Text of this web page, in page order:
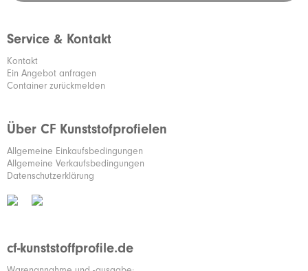
Service & Kontakt
Kontakt
Ein Angebot anfragen
Container zurückmelden
Über CF Kunststofprofielen
Allgemeine Einkaufsbedingungen
Allgemeine Verkaufsbedingungen
Datenschutzerklärung
cf-kunststoffprofile.de